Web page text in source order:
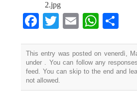
2.jpg
Facebook
TwitterEmail
This entry was posted on venerdì,
under . You can follow any
feed. You can skip to the end and
not allowed.